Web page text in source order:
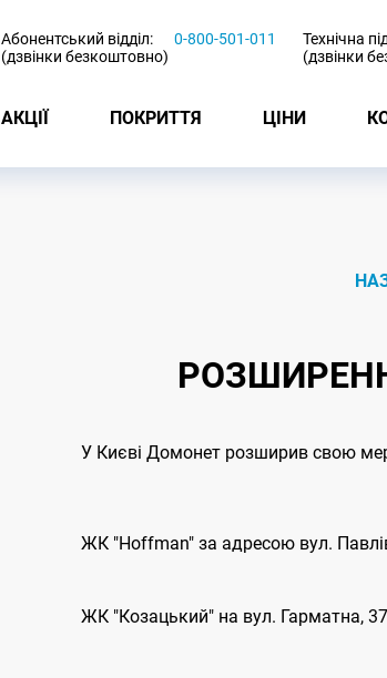
Абонентський відділ:
(дзвінки безкоштовно)
0-800-501-011
Технічна
(дзвінки
АКЦІЇ ПОКРИТТЯ ЦІНИ
У Києві Домонет розширив свою
ЖК "Hoffman" за адресою вул.
ЖК "Козацький" на вул. Гарматна,